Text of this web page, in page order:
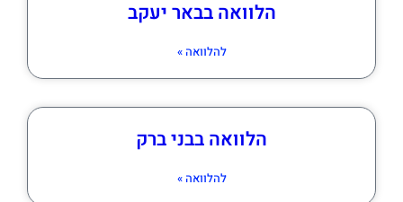
הלוואה בבאר יעקב
להלוואה »
הלוואה בבני ברק
להלוואה »